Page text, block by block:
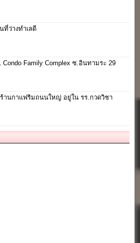
ที่ว่างทำเลดี
Condo Family Complex ซ.อินทามระ 29
านกาแฟริมถนนใหญ่ อยู่ใน รร.กวดวิชา